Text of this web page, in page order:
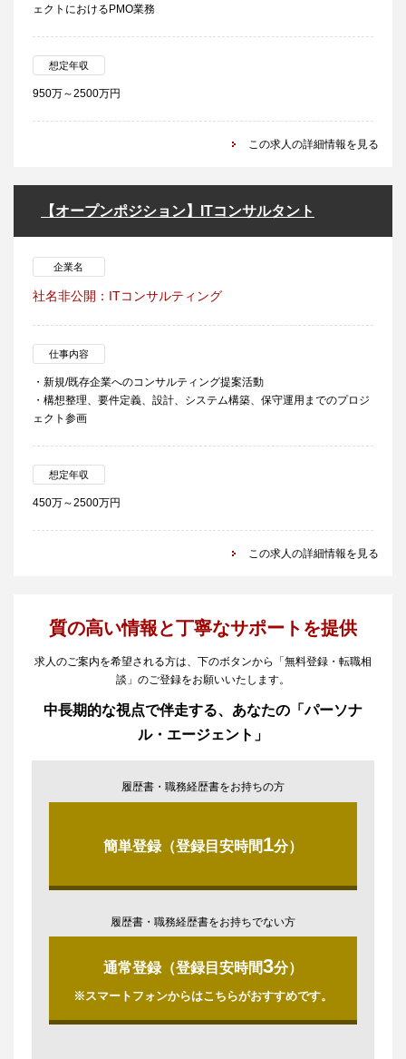
ェクトにおけるPMO業務
想定年収
950万～2500万円
この求人の詳細情報を見る
【オープンポジション】ITコンサルタント
企業名
社名非公開：ITコンサルティング
仕事内容
・新規/既存企業へのコンサルティング提案活動
・構想整理、要件定義、設計、システム構築、保守運用までのプロジ
ェクト参画
想定年収
450万～2500万円
この求人の詳細情報を見る
質の高い情報と丁寧なサポートを提供
求人のご案内を希望される方は、下のボタンから「無料登録・転職相
談」のご登録をお願いいたします。
中長期的な視点で伴走する、あなたの「パーソナ
ル・エージェント」
履歴書・職務経歴書をお持ちの方
簡単登録（登録目安時間1分）
履歴書・職務経歴書をお持ちでない方
通常登録（登録目安時間3分）
※スマートフォンからはこちらがおすすめです。